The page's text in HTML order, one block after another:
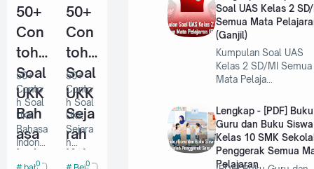
kesem
patan
kakak
ingin
memb
agikan
b…
a
sehat
ya, nah
pada
kesem
patan
kali in…
50+
Con
toh
Soal
UKK
Bah
asa
Indo
50+
Conto
h Soal
UKK
Bahasa
Indone
0
50+
Con
toh
Soal
UKK
Seja
rah
Kela
50+
Conto
h Soal
UKK
Sejara
h
0
Soal UAS Kelas 2
Semua Mata
(Ganjil)
Kumpulan Soal UAS
Kelas 2 SD/MI Semua
Mata Pelaja…
Lengkap - [PDF] Buku
Guru dan Buku Siswa
Kelas 10 SMK
Penggerak Semua
Pelajaran